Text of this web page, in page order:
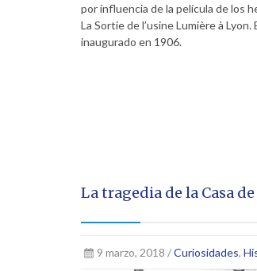
por influencia de la película de los
La Sortie de l’usine Lumière à
inaugurado en 1906.
La tragedia de la Casa
9 marzo, 2018 /Curiosidades,